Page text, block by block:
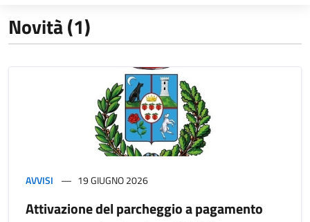
Novità (1)
AVVISI 19 GIUGNO 2026
Attivazione del parcheggio a pagamento